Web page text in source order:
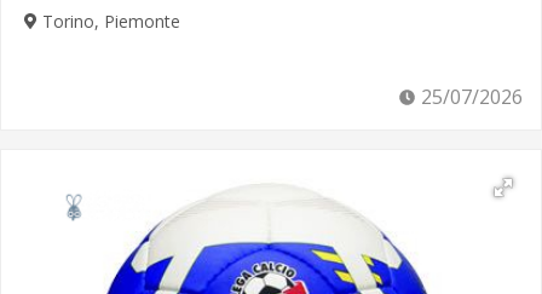
Torino, Piemonte
25/07/2026